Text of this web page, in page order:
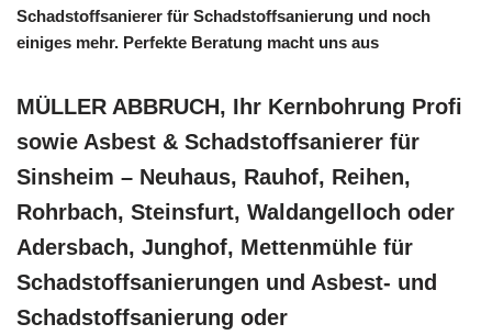
Schadstoffsanierer für Schadstoffsanierung und noch
einiges mehr. Perfekte Beratung macht uns aus
MÜLLER ABBRUCH, Ihr Kernbohrung Profi
sowie Asbest & Schadstoffsanierer für
Sinsheim – Neuhaus, Rauhof, Reihen,
Rohrbach, Steinsfurt, Waldangelloch oder
Adersbach, Junghof, Mettenmühle für
Schadstoffsanierungen und Asbest- und
Schadstoffsanierung oder